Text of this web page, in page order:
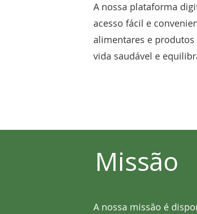
A nossa plataforma
acesso fácil e
alimentares e
vida saudável e
Missão
A nossa missão é